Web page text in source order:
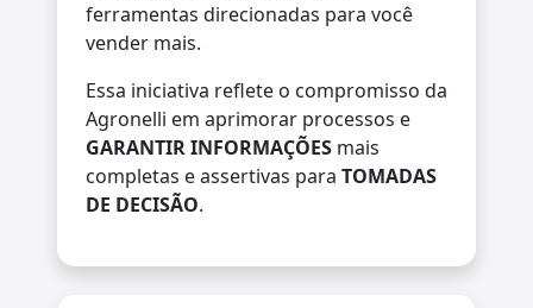
ferramentas direcionadas para você
vender mais.
Essa iniciativa reflete o compromisso da
Agronelli em aprimorar processos e
GARANTIR INFORMAÇÕES mais
completas e assertivas para TOMADAS
DE DECISÃO.